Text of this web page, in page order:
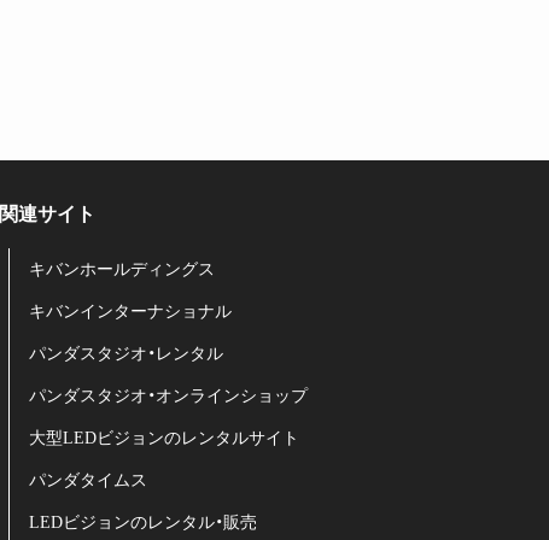
関連サイト
キバンホールディングス
キバンインターナショナル
パンダスタジオ・レンタル
パンダスタジオ・オンラインショップ
大型LEDビジョンのレンタルサイト
パンダタイムス
LEDビジョンのレンタル・販売